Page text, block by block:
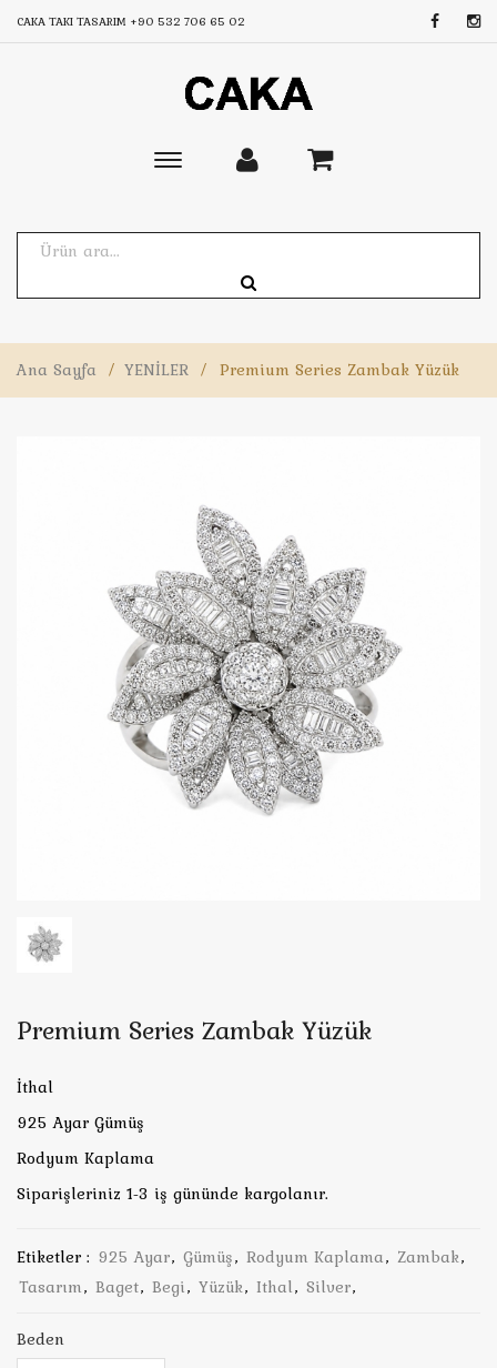
CAKA TAKI TASARIM +90 532 706 65 02
Toggle
Ana Sayfa / YENİLER / Premium Series Zambak Yüzük
Premium Series Zambak Yüzük
İthal
925 Ayar Gümüş
Rodyum Kaplama
Siparişleriniz 1-3 iş gününde kargolanır.
Etiketler : 925 Ayar, Gümüş, Rodyum Kaplama, Zambak,
Tasarım, Baget, Begi, Yüzük, Ithal, Silver,
Beden